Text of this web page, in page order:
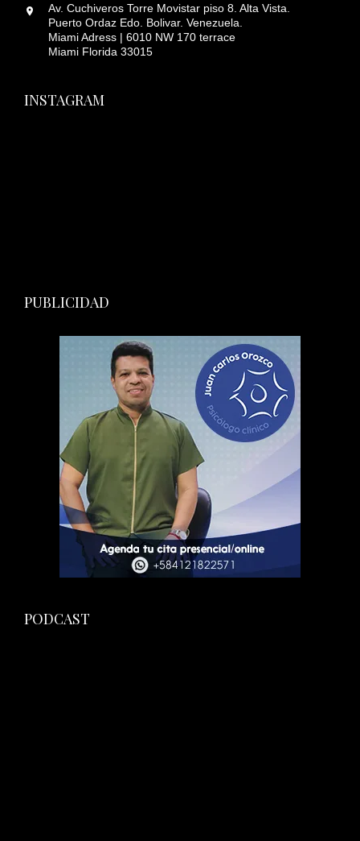
Av. Cuchiveros Torre Movistar piso 8. Alta Vista.
Puerto Ordaz Edo. Bolivar. Venezuela.
Miami Adress | 6010 NW 170 terrace
Miami Florida 33015
INSTAGRAM
PUBLICIDAD
PODCAST